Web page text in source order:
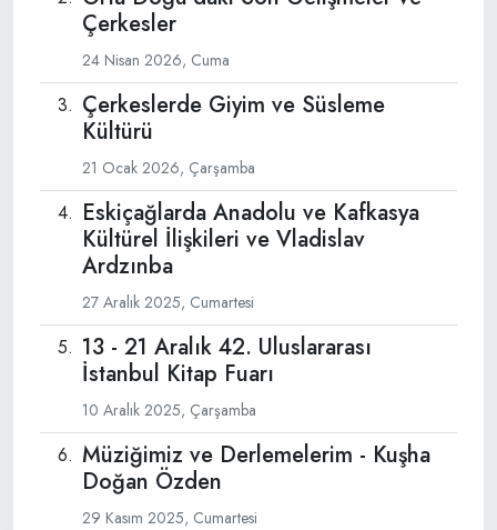
Çerkesler
24 Nisan 2026, Cuma
Çerkeslerde Giyim ve Süsleme
Kültürü
21 Ocak 2026, Çarşamba
Eskiçağlarda Anadolu ve Kafkasya
Kültürel İlişkileri ve Vladislav
Ardzınba
27 Aralık 2025, Cumartesi
13 - 21 Aralık 42. Uluslararası
İstanbul Kitap Fuarı
10 Aralık 2025, Çarşamba
Müziğimiz ve Derlemelerim - Kuşha
Doğan Özden
29 Kasım 2025, Cumartesi